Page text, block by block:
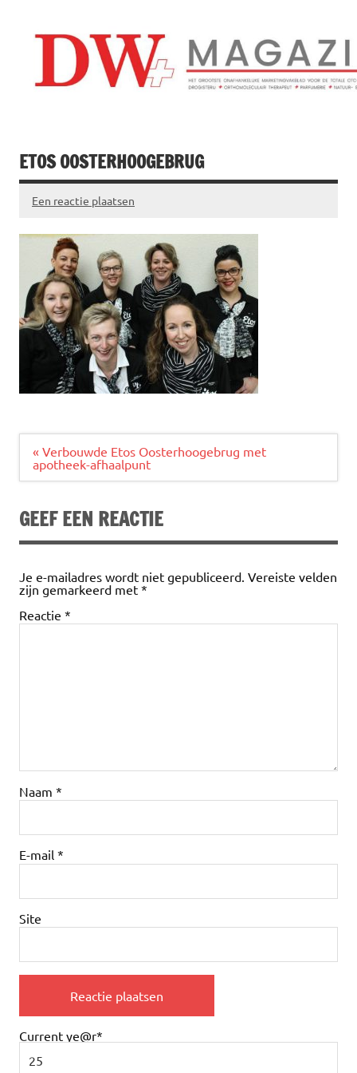
inhoud
ETOS OOSTERHOOGEBRUG
Een reactie plaatsen
Bericht
navigatie
« Verbouwde Etos Oosterhoogebrug met
apotheek-afhaalpunt
GEEF EEN REACTIE
Je e-mailadres wordt niet gepubliceerd. Vereiste velden
zijn gemarkeerd met *
Reactie *
Naam *
E-mail *
Site
Current ye@r*